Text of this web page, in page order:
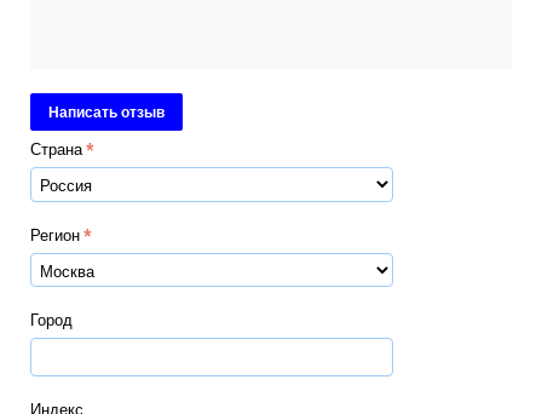
Написать отзыв
Страна
Регион
Город
Индекс